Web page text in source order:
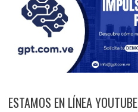
ESTAMOS EN LÍNEA YOUTUBE